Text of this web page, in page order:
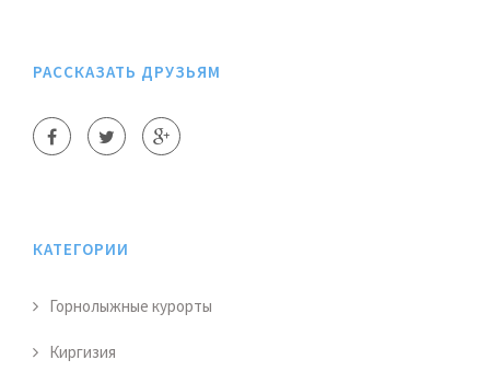
РАССКАЗАТЬ ДРУЗЬЯМ
КАТЕГОРИИ
Горнолыжные курорты
Киргизия